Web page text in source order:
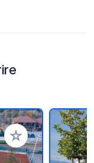
Aggiungi ai tuoi